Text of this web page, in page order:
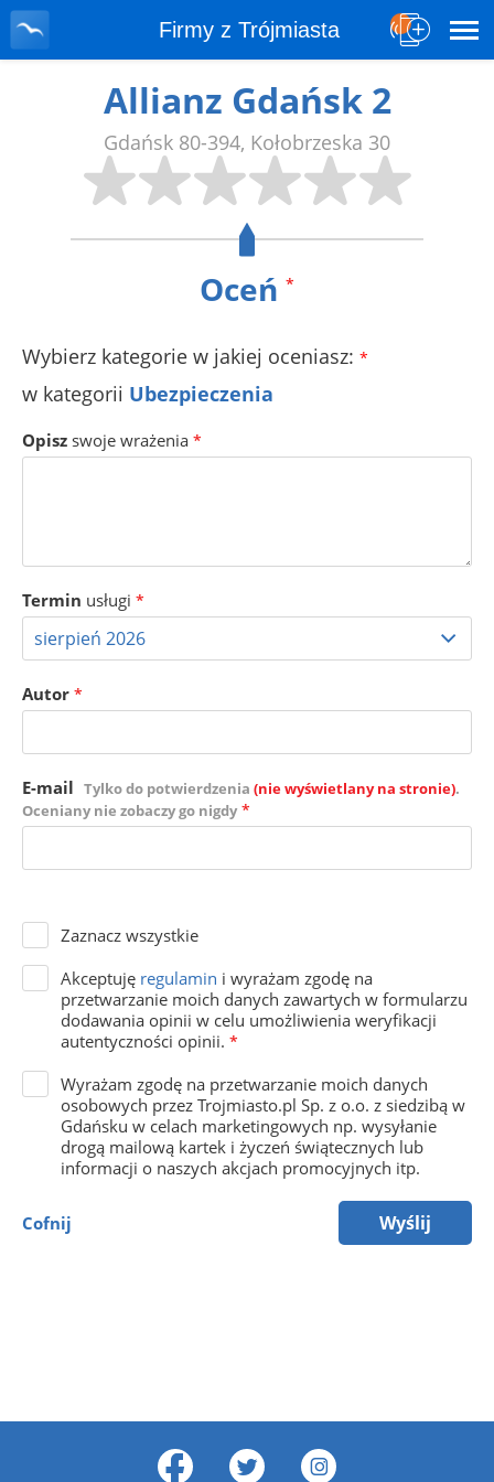
Firmy z Trójmiasta
Allianz Gdańsk 2
Gdańsk 80-394, Kołobrzeska 30
Oceń *
Wybierz kategorie w jakiej oceniasz: *
w kategorii Ubezpieczenia
Opisz swoje wrażenia *
Termin usługi *
Autor *
E-mail Tylko do potwierdzenia (nie wyświetlany na stronie).
Oceniany nie zobaczy go nigdy *
Zaznacz wszystkie
Akceptuję regulamin i wyrażam zgodę na
przetwarzanie moich danych zawartych w formularzu
dodawania opinii w celu umożliwienia weryfikacji
autentyczności opinii. *
Wyrażam zgodę na przetwarzanie moich danych
osobowych przez Trojmiasto.pl Sp. z o.o. z siedzibą w
Gdańsku w celach marketingowych np. wysyłanie
drogą mailową kartek i życzeń świątecznych lub
informacji o naszych akcjach promocyjnych itp.
Cofnij Wyślij